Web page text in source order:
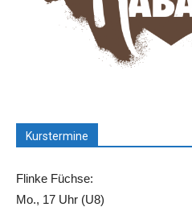
Kurstermine
Flinke Füchse:
Mo., 17 Uhr (U8)